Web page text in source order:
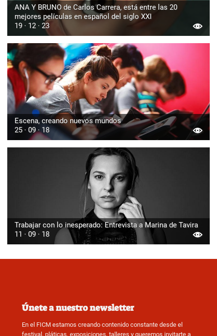
ANA Y BRUNO de Carlos Carrera, está entre las 20
mejores películas en español del siglo XXI
19 · 12 · 23
Escena, creando nuevos mundos
25 · 09 · 18
Trabajar con lo inesperado: Entrevista a Marina de Tavira
11 · 09 · 18
Únete a nuestro newsletter
En el FICM estamos creando contenido constante desde el
festival, pláticas, exposiciones, talleres y queremos invitarte a